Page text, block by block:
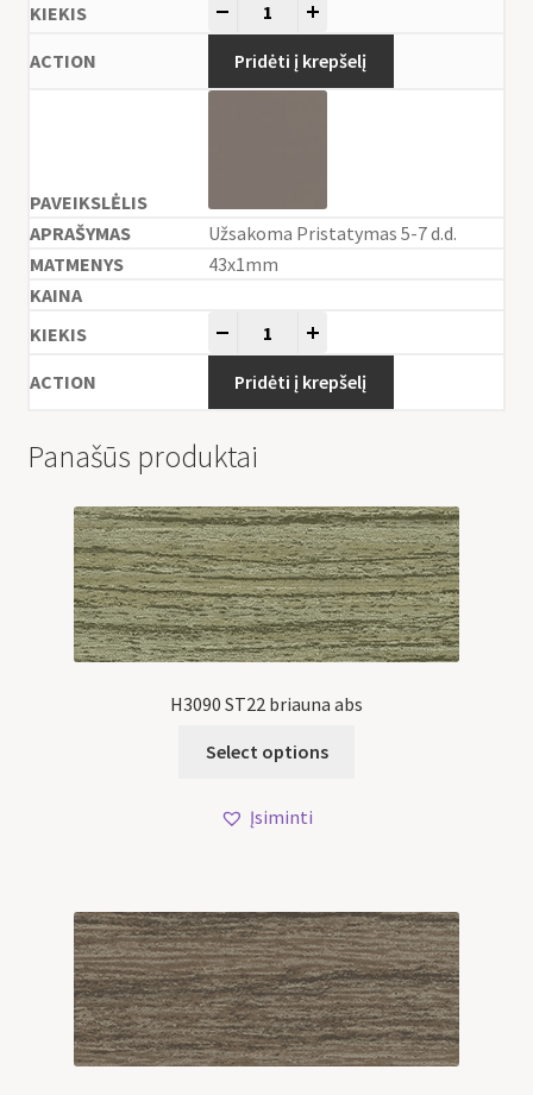
Pridėti į krepšelį
Užsakoma Pristatymas 5-7 d.d.
43x1mm
Pridėti į krepšelį
Panašūs produktai
H3090 ST22 briauna abs
Select options
Įsiminti